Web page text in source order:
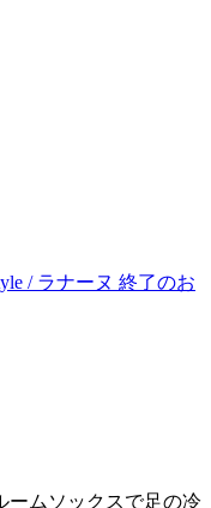
/ ラナーヌ 終了のお
ームソックスで足の冷